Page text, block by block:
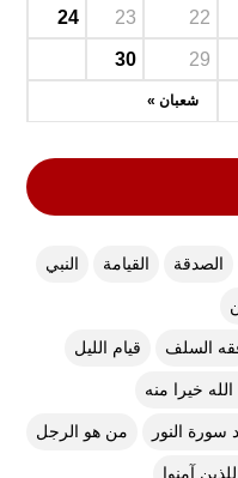
شعبان »
22
23
24
29
30
الصدقة القيامة النبي
السلف قيام الليل
خيرا منه
النور من هو الرجل
آمنوا